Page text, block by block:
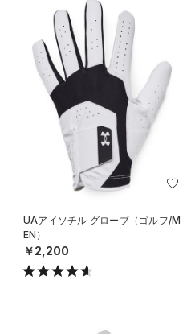
UAアイソチル グローブ（ゴルフ/M
EN）
￥2,200